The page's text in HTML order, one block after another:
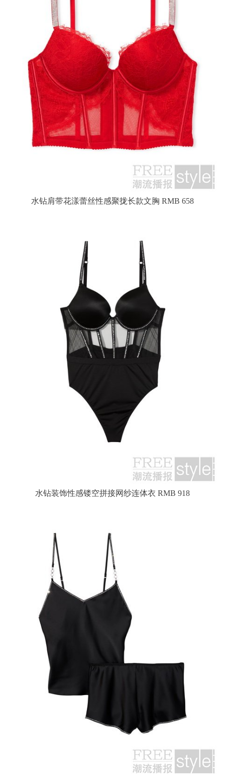
水钻肩带花漾蕾丝性感聚拢长款文胸 RMB 658
水钻装饰性感镂空拼接网纱连体衣 RMB 918